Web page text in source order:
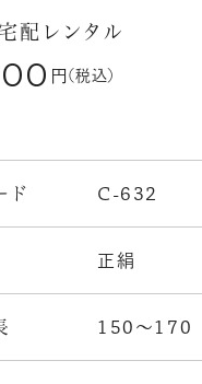
配レンタル
円 (税込)
ド C-632
正絹
150～170